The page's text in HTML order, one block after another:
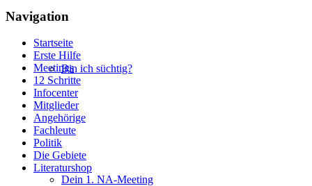
Bin ich süchtig?
Dein 1. NA-Meeting
Navigation
Startseite
Erste Hilfe
Meetings
12 Schritte
Infocenter
Mitglieder
Angehörige
Fachleute
Politik
Die Gebiete
Literaturshop